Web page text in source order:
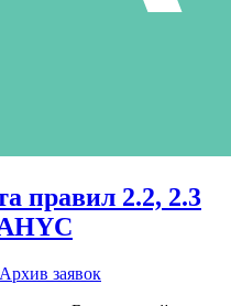
правил 2.2, 2.3
Архив заявок